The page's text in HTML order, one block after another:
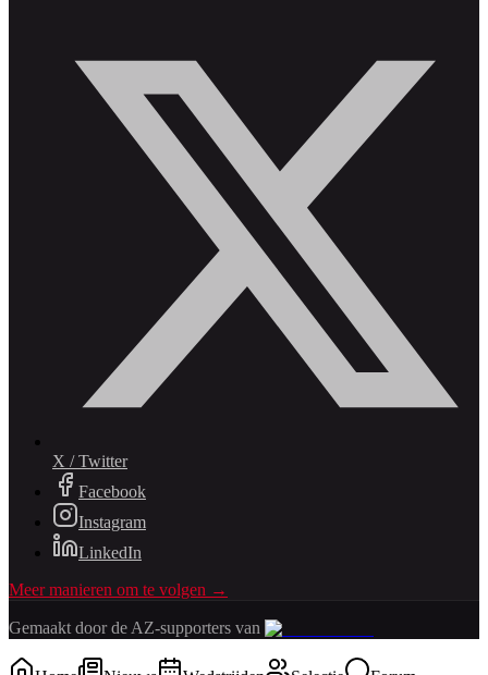
X / Twitter
Facebook
Instagram
LinkedIn
Meer manieren om te volgen →
Gemaakt door de AZ-supporters van